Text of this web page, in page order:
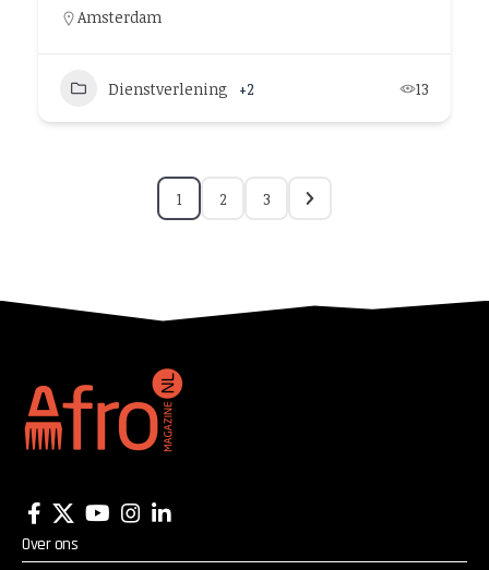
Amsterdam
Dienstverlening +2 13
1 2 3
Over ons